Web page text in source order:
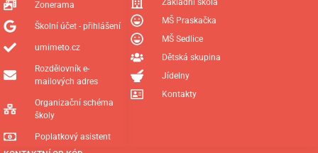
Základní škola
MŠ Praskačka
MŠ Sedlice
Dětská skupina
Jídelny
Kontakty
Zonerama
Školní účet - přihlášení
umimeto.cz
Rozdělovník e-
mailových adres
Organizační schéma
školy
Poplatkový asistent